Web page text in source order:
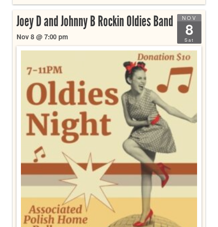
NOV
8
Sat
Joey D and Johnny B Rockin Oldies Band
Nov 8 @ 7:00 pm